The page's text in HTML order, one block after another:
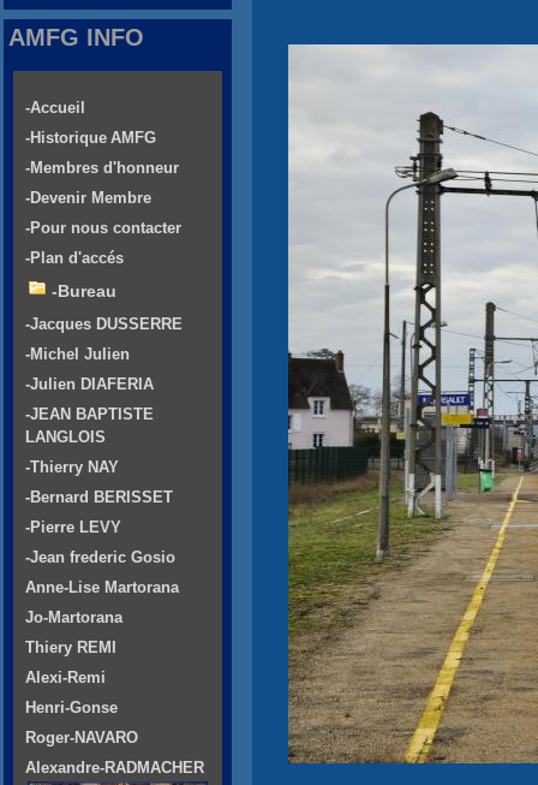
AMFG INFO
-Accueil
-Historique AMFG
-Membres d'honneur
-Devenir Membre
-Pour nous contacter
-Plan d'accés
-Bureau
-Jacques DUSSERRE
-Michel Julien
-Julien DIAFERIA
-JEAN BAPTISTE
LANGLOIS
-Thierry NAY
-Bernard BERISSET
-Pierre LEVY
-Jean frederic Gosio
Anne-Lise Martorana
Jo-Martorana
Thiery REMI
Alexi-Remi
Henri-Gonse
Roger-NAVARO
Alexandre-RADMACHER